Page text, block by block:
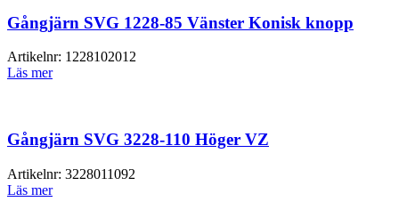
Gångjärn SVG 1228-85 Vänster Konisk knopp
Artikelnr: 1228102012
Läs mer
Gångjärn SVG 3228-110 Höger VZ
Artikelnr: 3228011092
Läs mer